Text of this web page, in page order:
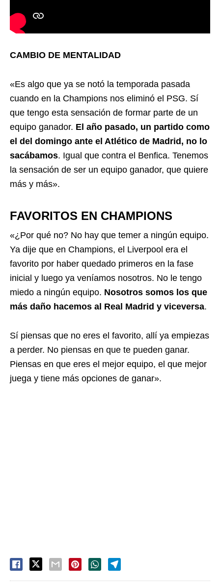
CAMBIO DE MENTALIDAD
«Es algo que ya se notó la temporada pasada
cuando en la Champions nos eliminó el PSG. Sí
que tengo esta sensación de formar parte de un
equipo ganador. El año pasado, un partido como
el del domingo ante el Atlético de Madrid, no lo
sacábamos. Igual que contra el Benfica. Tenemos
la sensación de ser un equipo ganador, que quiere
más y más».
FAVORITOS EN CHAMPIONS
«¿Por qué no? No hay que temer a ningún equipo.
Ya dije que en Champions, el Liverpool era el
favorito por haber quedado primeros en la fase
inicial y luego ya veníamos nosotros. No le tengo
miedo a ningún equipo. Nosotros somos los que
más daño hacemos al Real Madrid y viceversa.
Sí piensas que no eres el favorito, allí ya empiezas
a perder. No piensas en que te pueden ganar.
Piensas en que eres el mejor equipo, el que mejor
juega y tiene más opciones de ganar».